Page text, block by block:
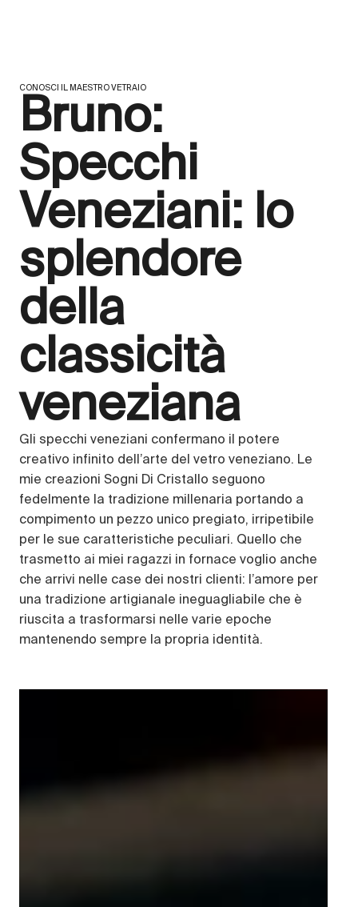
CONOSCI IL MAESTRO VETRAIO
Bruno:
Specchi
Veneziani: lo
splendore
della
classicità
veneziana
Gli specchi veneziani confermano il potere
creativo infinito dell’arte del vetro veneziano. Le
mie creazioni Sogni Di Cristallo seguono
fedelmente la tradizione millenaria portando a
compimento un pezzo unico pregiato, irripetibile
per le sue caratteristiche peculiari. Quello che
trasmetto ai miei ragazzi in fornace voglio anche
che arrivi nelle case dei nostri clienti: l’amore per
una tradizione artigianale ineguagliabile che è
riuscita a trasformarsi nelle varie epoche
mantenendo sempre la propria identità.